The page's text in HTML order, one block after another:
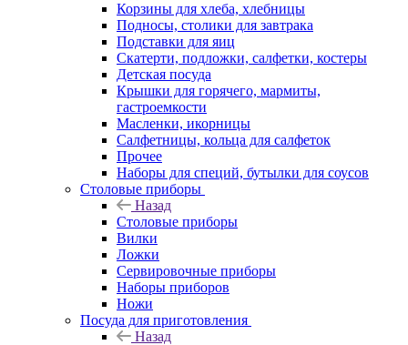
Корзины для хлеба, хлебницы
Подносы, столики для завтрака
Подставки для яиц
Скатерти, подложки, салфетки, костеры
Детская посуда
Крышки для горячего, мармиты,
гастроемкости
Масленки, икорницы
Салфетницы, кольца для салфеток
Прочее
Наборы для специй, бутылки для соусов
Столовые приборы
Назад
Столовые приборы
Вилки
Ложки
Сервировочные приборы
Наборы приборов
Ножи
Посуда для приготовления
Назад